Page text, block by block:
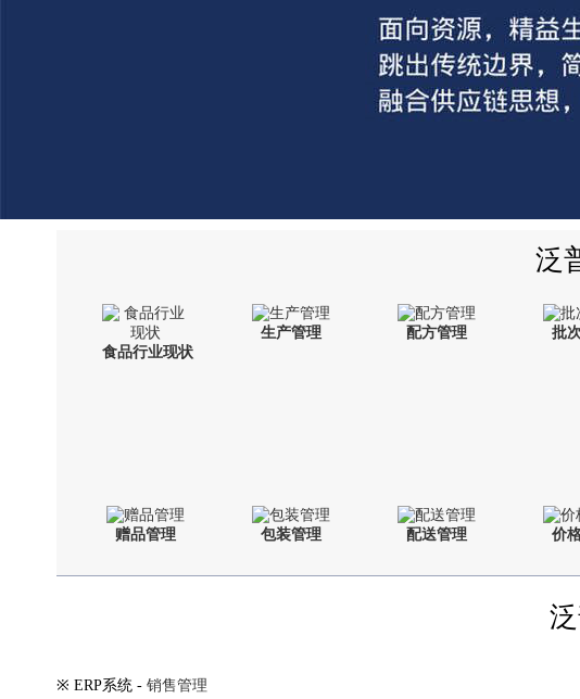
泛
食品行业现状
生产管理 配方管理 批
赠品管理 包装管理 配送管理 价
※ ERP系统 - 销售管理